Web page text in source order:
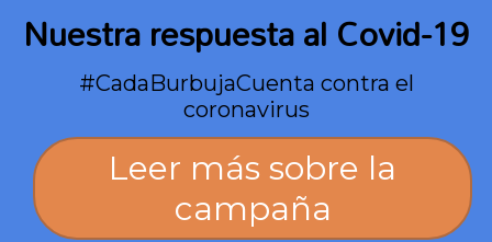
Nuestra respuesta al Covid-19
#CadaBurbujaCuenta contra el
coronavirus
Leer más sobre la
campaña